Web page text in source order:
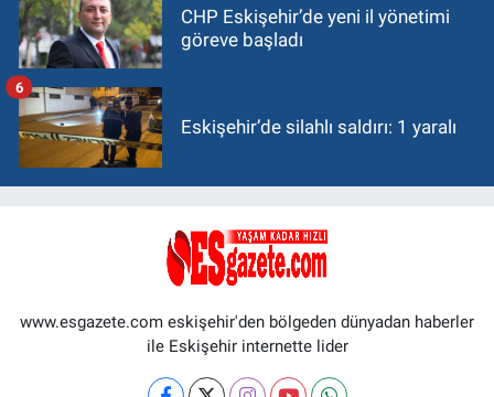
CHP Eskişehir’de yeni il yönetimi
göreve başladı
Eskişehir’de silahlı saldırı: 1 yaralı
6
www.esgazete.com eskişehir'den bölgeden dünyadan haberler
ile Eskişehir internette lider